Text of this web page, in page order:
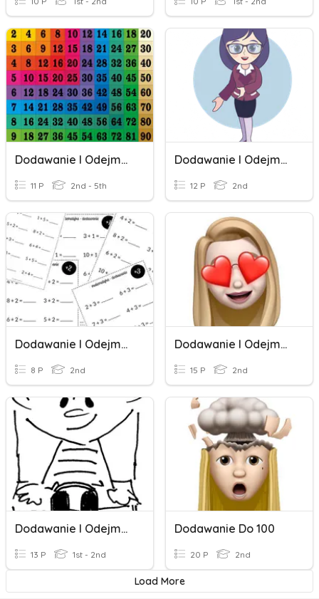
Dodawanie I Odejmowanie I Mnożenie
11 P 2nd - 5th
Dodawanie I Odejmowanie Do 100
12 P 2nd
Dodawanie I Odejmowanie
8 P 2nd
Dodawanie I Odejmowanie Dziesiątek
15 P 2nd
Dodawanie I Odejmowanie Wyrażeń Algebraicznych
13 P 1st - 2nd
Dodawanie Do 100
20 P 2nd
Load More